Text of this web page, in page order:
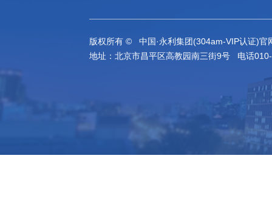
版权所有 © 中国·永利集团(304am-VIP认证)官
地址：北京市昌平区高教园南三街9号 电话